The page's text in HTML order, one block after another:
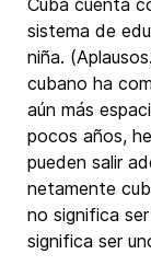
Cuba cuenta
sistema de
niña.
cubano ha
aún más
pocos años,
pueden salir
netamente
no significa
significa ser